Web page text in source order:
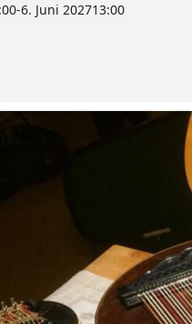
-6. Juni 202713:00